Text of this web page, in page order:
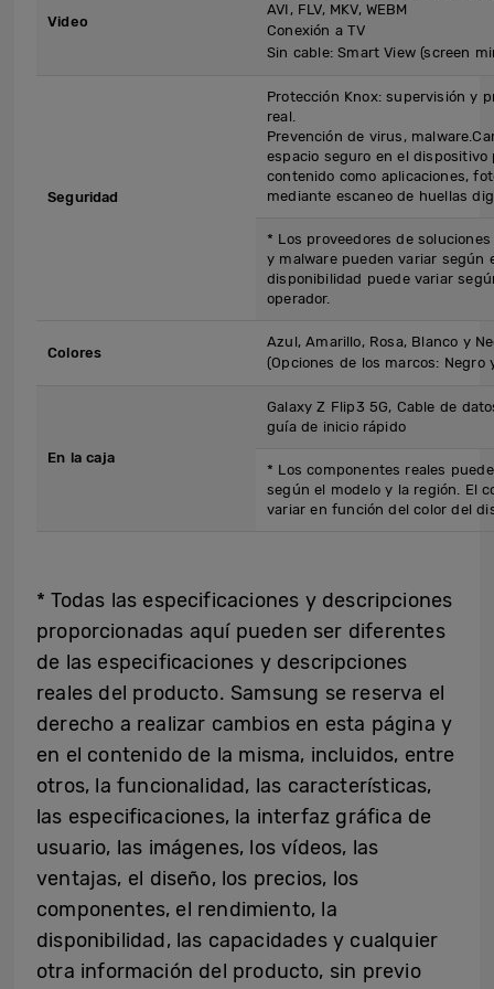
Video
AVI, FLV, MKV, WEBM
Conexión a TV
Sin cable: Smart View (screen
Seguridad
Protección Knox: supervisión y
real.
Prevención de virus,
espacio seguro en el dispositivo
contenido como aplicaciones,
mediante escaneo de huellas
* Los proveedores de
y malware pueden variar según
disponibilidad puede variar
operador.
Colores
Azul, Amarillo, Rosa, Blanco y
(Opciones de los marcos: Negro
En la caja
Galaxy Z Flip3 5G, Cable de
guía de inicio rápido
* Los componentes reales
según el modelo y la región. El
variar en función del color del
* Todas las especificaciones y descripciones
proporcionadas aquí pueden ser diferentes
de las especificaciones y descripciones
reales del producto. Samsung se reserva el
derecho a realizar cambios en esta página y
en el contenido de la misma, incluidos, entre
otros, la funcionalidad, las características,
las especificaciones, la interfaz gráfica de
usuario, las imágenes, los vídeos, las
ventajas, el diseño, los precios, los
componentes, el rendimiento, la
disponibilidad, las capacidades y cualquier
otra información del producto, sin previo